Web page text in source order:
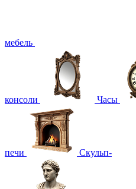
мебель
консоли Часы
печи Скульп-